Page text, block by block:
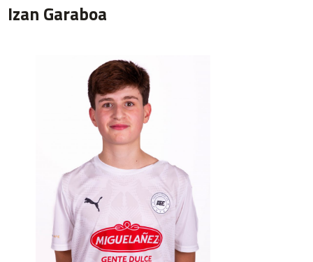
Izan Garaboa